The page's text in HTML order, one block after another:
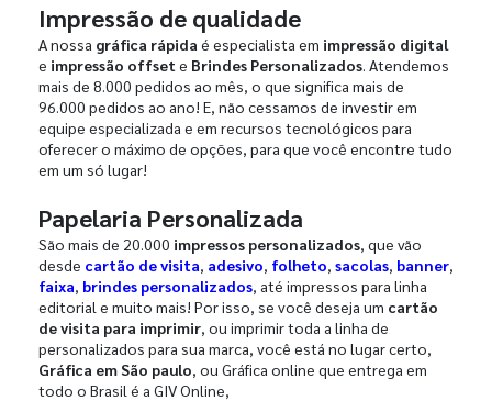
Impressão de qualidade
A nossa gráfica rápida é especialista em impressão digital
e impressão offset e Brindes Personalizados. Atendemos
mais de 8.000 pedidos ao mês, o que significa mais de
96.000 pedidos ao ano! E, não cessamos de investir em
equipe especializada e em recursos tecnológicos para
oferecer o máximo de opções, para que você encontre tudo
em um só lugar!
Papelaria Personalizada
São mais de 20.000 impressos personalizados, que vão
desde cartão de visita, adesivo, folheto, sacolas, banner,
faixa, brindes personalizados, até impressos para linha
editorial e muito mais! Por isso, se você deseja um cartão
de visita para imprimir, ou imprimir toda a linha de
personalizados para sua marca, você está no lugar certo,
Gráfica em São paulo, ou Gráfica online que entrega em
todo o Brasil é a GIV Online,